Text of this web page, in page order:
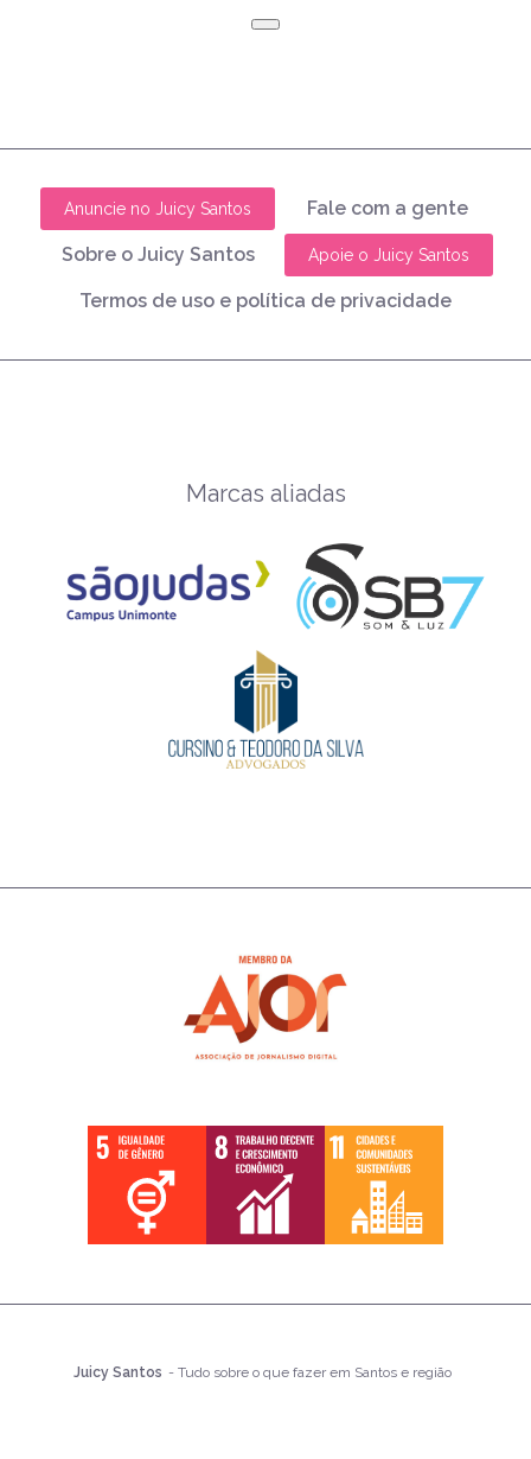
Anuncie no Juicy Santos Fale com a gente
Sobre o Juicy Santos Apoie o Juicy Santos
Termos de uso e política de privacidade
Marcas aliadas
Juicy Santos - Tudo sobre o que fazer em Santos e região